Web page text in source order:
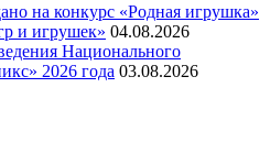
на конкурс «Родная игрушка»
и игрушек» 04.08.2026
Национального
2026 года 03.08.2026